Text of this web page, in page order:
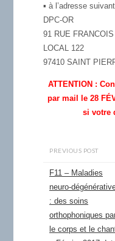
▪ à l’adresse
DPC-OR
91 RUE
LOCAL 122
97410 SAINT
ATTENTION :
par mail le 28
si votre
PREVIOUS POST
F11 – Maladies
neuro-
: des soins
orthophoniques
le corps et le